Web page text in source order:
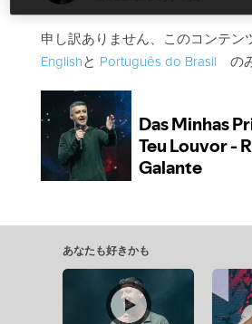
申し訳ありません、このコンテ
Englishと Português do Brasil の
あなたも好きかも